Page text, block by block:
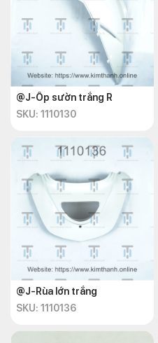
@J-Ốp sườn trắng R
SKU: 1110130
@J-Rùa lớn trắng
SKU: 1110136